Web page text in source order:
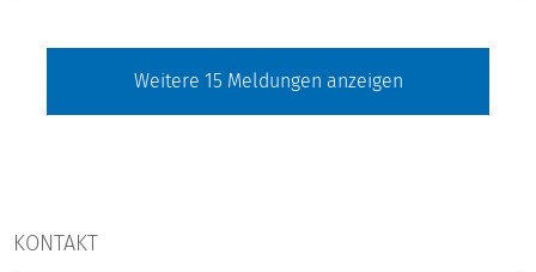
Weitere 15 Meldungen anzeigen
KONTAKT